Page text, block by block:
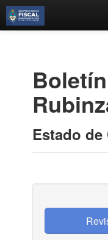
Estantes Virtuales
Contacto
Estado